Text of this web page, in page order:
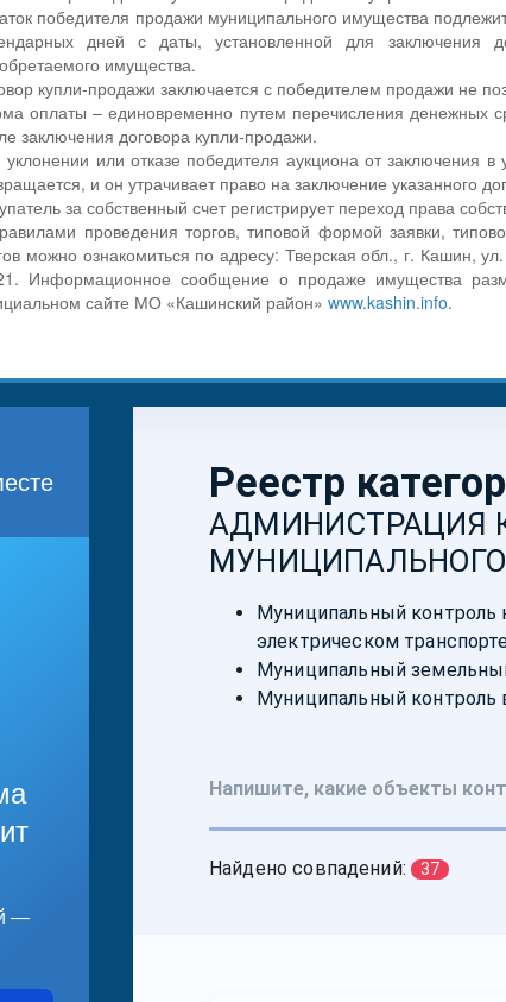
победителя продажи муниципального имущества
дней с даты, установленной для заключения
имущества.
купли-продажи заключается с победителем продажи не
оплаты – единовременно путем перечисления денежных
заключения договора купли-продажи.
или отказе победителя аукциона от заключения
и он утрачивает право на заключение указанного
за собственный счет регистрирует переход права
проведения торгов, типовой формой заявки,
можно ознакомиться по адресу: Тверская обл., г. Кашин,
Информационное сообщение о продаже имущества
сайте МО «Кашинский район»www.kashin.info.
—